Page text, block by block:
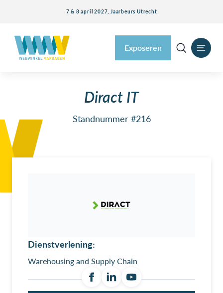
7 & 8 april 2027, Jaarbeurs Utrecht
Exposeren
Diract IT
Standnummer #216
Dienstverlening:
Warehousing and Supply Chain